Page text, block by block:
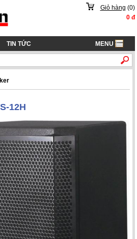
Giỏ hàng (0)
0đ
TIN TỨC MENU
12H